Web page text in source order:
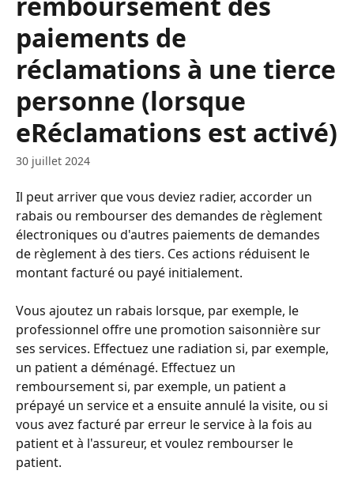
paiements de
réclamations à une tierce
personne (lorsque
eRéclamations est activé)
30 juillet 2024
Il peut arriver que vous deviez radier, accorder un
rabais ou rembourser des demandes de règlement
électroniques ou d'autres paiements de demandes
de règlement à des tiers. Ces actions réduisent le
montant facturé ou payé initialement.
Vous ajoutez un rabais lorsque, par exemple, le
professionnel offre une promotion saisonnière sur
ses services. Effectuez une radiation si, par exemple,
un patient a déménagé. Effectuez un
remboursement si, par exemple, un patient a
prépayé un service et a ensuite annulé la visite, ou si
vous avez facturé par erreur le service à la fois au
patient et à l'assureur, et voulez rembourser le
patient.